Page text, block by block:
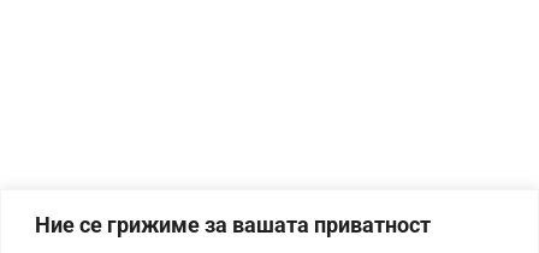
Ние се грижиме за вашата приватност